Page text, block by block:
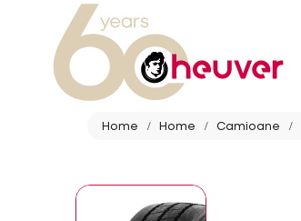
Home Home Camioane